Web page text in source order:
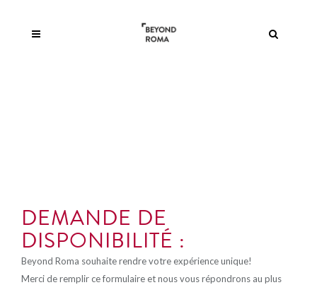
DEMANDE DE
DISPONIBILITÉ :
Beyond Roma souhaite rendre votre expérience unique!
Merci de remplir ce formulaire et nous vous répondrons au plus